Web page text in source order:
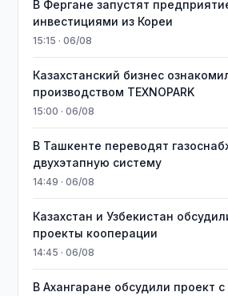
В Фергане запустят
инвестициями из Кореи
15:15 · 06/08
Казахстанский бизнес
производством TEXNOPARK
15:00 · 06/08
В Ташкенте переводят
двухэтапную систему
14:49 · 06/08
Казахстан и Узбекистан
проекты кооперации
14:45 · 06/08
В Ахангаране обсудили проект